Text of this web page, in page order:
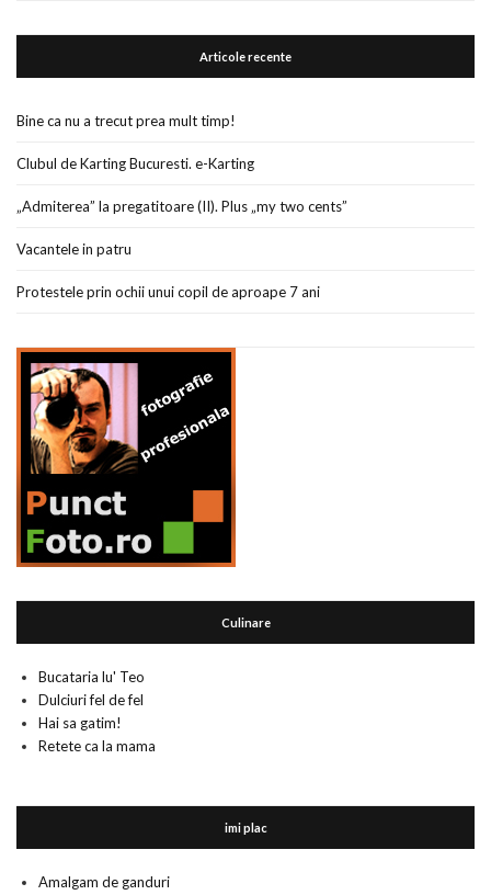
Articole recente
Bine ca nu a trecut prea mult timp!
Clubul de Karting Bucuresti. e-Karting
„Admiterea” la pregatitoare (II). Plus „my two cents”
Vacantele in patru
Protestele prin ochii unui copil de aproape 7 ani
Culinare
Bucataria lu' Teo
Dulciuri fel de fel
Hai sa gatim!
Retete ca la mama
imi plac
Amalgam de ganduri